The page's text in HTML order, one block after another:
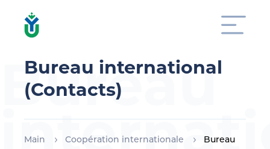
Bureau international
(Contacts)
Main Coopération internationale
Bureau
Bureau